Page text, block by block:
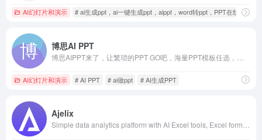
AI幻灯片和演示 # ai生成ppt，ai一键生成ppt，aippt，word转ppt，PPT在线智能
博思AI PPT
AI幻灯片和演示 # AI PPT # ai做ppt # AI生成PPT
Ajelix